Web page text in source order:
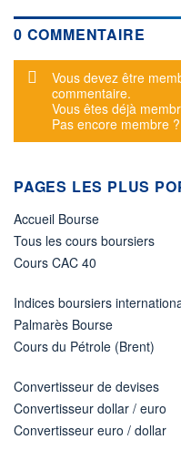
0 COMMENTAIRE
Message d'alerte
Vous devez être
commentaire.
Vous êtes déjà
Pas encore membre ?
PAGES LES PLUS
Accueil Bourse
Tous les cours boursiers
Cours CAC 40
Indices boursiers
Palmarès Bourse
Cours du Pétrole (Brent)
Convertisseur de devises
Convertisseur dollar / euro
Convertisseur euro / dollar